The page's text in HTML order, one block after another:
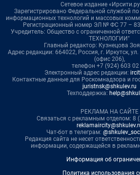
Сетевое издание
Зарегистрировано Федеральной службой по
информационных технологий и массовых
Регистрационный номер ЭЛ № ФС 77 –
Учредитель: Общество с ограниченной
ТЕХНОЛОГИИ"
Главный редактор: Кузнецова
Адрес редакции: 664022, Россия, г. Иркутск,
(офис 206),
телефон +7 (924) 603 02
Электронный адрес редакции:
Контактные данные для Роскомнадзора и
juristnsk@shkulev.ru
Техподдержка:
РЕКЛАМА НА САЙТЕ
Связаться с рекламным отделом: 8
Чат-бот в телеграм:
Редакция сайта не несет
информации, содержащейся в
Информация об
Политика использования